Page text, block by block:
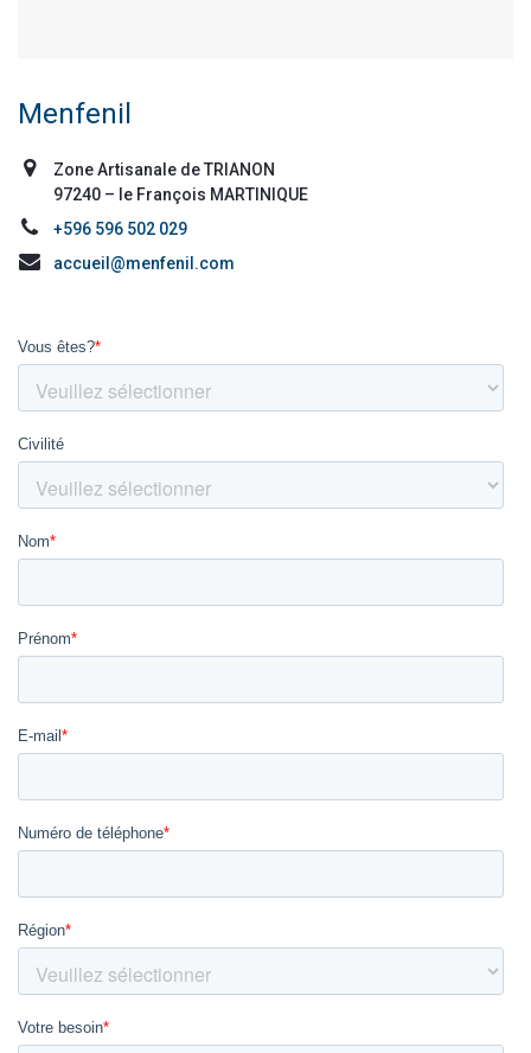
Menfenil
Zone Artisanale de TRIANON
97240 – le François MARTINIQUE
+596 596 502 029
accueil@menfenil.com